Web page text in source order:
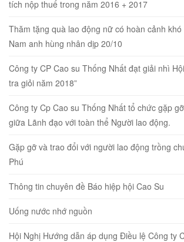
tích nộp thuế trong năm 2016 + 2017
Thăm tặng quà lao động nữ có hoàn cảnh
Nam anh hùng nhân dịp 20/10
Công ty CP Cao su Thống Nhất đạt giải nhì
tra giỏi năm 2018”
Công ty Cp Cao su Thống Nhất tổ chức gặp
giữa Lãnh đạo với toàn thể Người lao động.
Gặp gỡ và trao đổi với người lao động trồng
Phú
Thông tin chuyên đề Báo hiệp hội Cao Su
Uống nước nhớ nguồn
Hội Nghị Hướng dẫn áp dụng Điều lệ Công ty